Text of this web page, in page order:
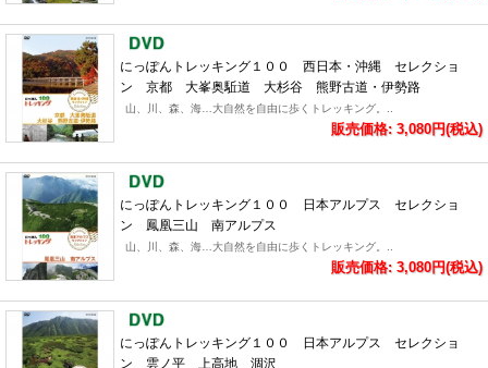
にっぽんトレッキング１００ 西日本・沖縄 セレクショ
ン 京都 大峯奥駈道 大杉谷 熊野古道・伊勢路
山、川、森、海…大自然を自由に歩くトレッキング。..
販売価格: 3,080円(税込)
にっぽんトレッキング１００ 日本アルプス セレクショ
ン 鳳凰三山 南アルプス
山、川、森、海…大自然を自由に歩くトレッキング。..
販売価格: 3,080円(税込)
にっぽんトレッキング１００ 日本アルプス セレクショ
ン 雲ノ平 上高地 涸沢